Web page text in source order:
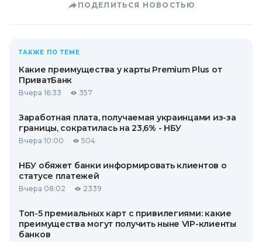
ПОДЕЛИТЬСЯ НОВОСТЬЮ
ТАКЖЕ ПО ТЕМЕ
Какие преимущества у карты Premium Plus от
ПриватБанк
Вчера 16:33 357
Заработная плата, получаемая украинцами из-за
границы, сократилась на 23,6% - НБУ
Вчера 10:00 504
НБУ обяжет банки информировать клиентов о
статусе платежей
Вчера 08:02 2339
Топ-5 премиальных карт с привилегиями: какие
преимущества могут получить ныне VIP-клиенты
банков